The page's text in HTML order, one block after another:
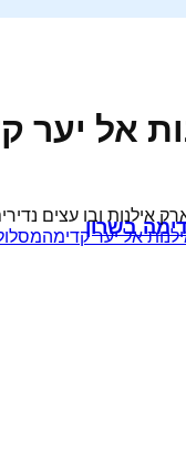
אל יער
בשרון
ובו עצים
אל יער קדימה